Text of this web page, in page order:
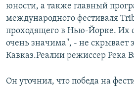
юности, а также главный
международного фестиваля
проходящего в Нью-Йорке. Их
очень значима", - не скрывает
Кавказ.Реалии режиссер Река
Он уточнил, что победа на